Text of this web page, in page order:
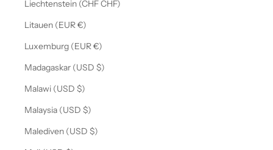
Liechtenstein (CHF CHF)
Litauen (EUR €)
Luxemburg (EUR €)
Madagaskar (USD $)
Malawi (USD $)
Malaysia (USD $)
Malediven (USD $)